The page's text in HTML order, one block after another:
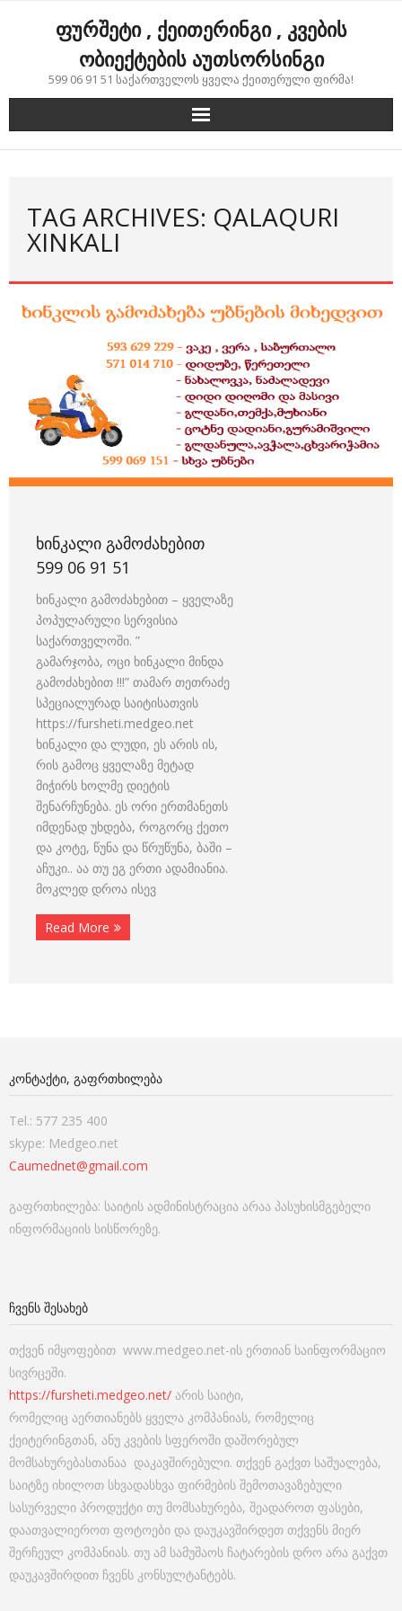
ფურშეტი , ქეითერინგი , კვების
ობიექტების აუთსორსინგი
599 06 91 51 საქართველოს ყველა ქეითერული ფირმა!
TAG ARCHIVES: QALAQURI
XINKALI
ᲮᲘᲜᲙᲐᲚᲘ ᲒᲐᲛᲝᲫᲐᲮᲔᲑᲘᲗ
599 06 91 51
ხინკალი გამოძახებით – ყველაზე
პოპულარული სერვისია
საქართველოში. ”
გამარჯობა, ოცი ხინკალი მინდა
გამოძახებით !!!” თამარ თეთრაძე
სპეციალურად საიტისათვის
https://fursheti.medgeo.net
ხინკალი და ლუდი, ეს არის ის,
რის გამოც ყველაზე მეტად
მიჭირს ხოლმე დიეტის
შენარჩუნება. ეს ორი ერთმანეთს
იმდენად უხდება, როგორც ქეთო
და კოტე, წუნა და წრუწუნა, ბაში –
აჩუკი.. აა თუ ეგ ერთი ადამიანია.
მოკლედ დროა ისევ
Read More
ᲙᲝᲜᲢᲐᲥᲢᲘ, ᲒᲐᲤᲠᲗᲮᲘᲚᲔᲑᲐ
Tel.: 577 235 400
skype: Medgeo.net
Caumednet@gmail.com
გაფრთხილება: საიტის ადმინისტრაცია არაა პასუხისმგებელი
ინფორმაციის სისწორეზე.
ᲩᲕᲔᲜᲡ ᲨᲔᲡᲐᲮᲔᲑ
თქვენ იმყოფებით www.medgeo.net-ის ერთიან საინფორმაციო
სივრცეში.
https://fursheti.medgeo.net/ არის საიტი,
რომელიც აერთიანებს ყველა კომპანიას, რომელიც
ქეიტერინგთან, ანუ კვების სფეროში დაშორებულ
მომსახურებასთანაა დაკავშირებული. თქვენ გაქვთ საშუალება,
საიტზე იხილოთ სხვადასხვა ფირმების შემოთავაზებული
სასურველი პროდუქტი თუ მომსახურება, შეადაროთ ფასები,
დაათვალიეროთ ფოტოები და დაუკავშირდეთ თქვენს მიერ
შერჩეულ კომპანიას. თუ ამ სამუშაოს ჩატარების დრო არა გაქვთ
დაუკავშირდით ჩვენს კონსულტანტებს.